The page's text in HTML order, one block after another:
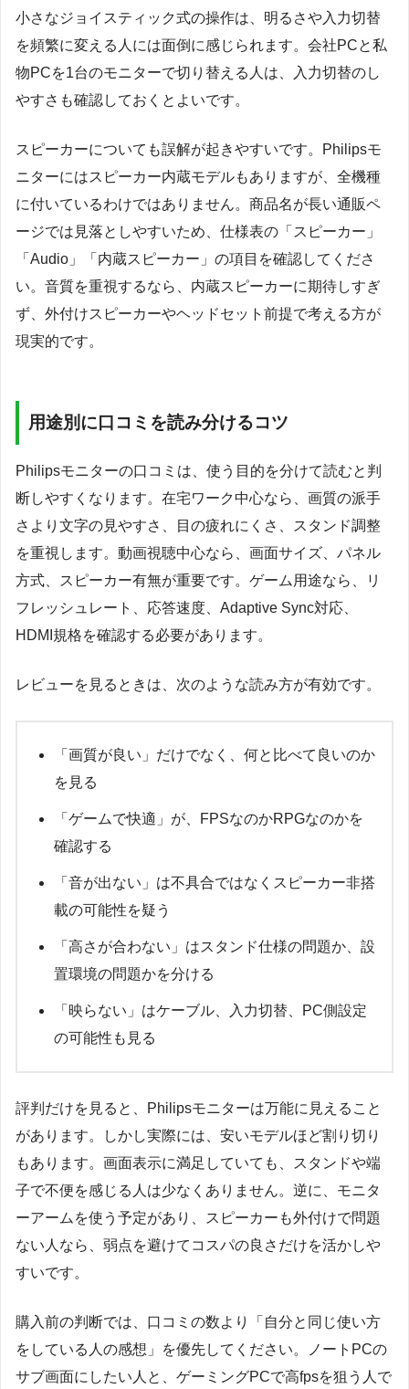
小さなジョイスティック式の操作は、明るさや入力切替
を頻繁に変える人には面倒に感じられます。会社PCと私
物PCを1台のモニターで切り替える人は、入力切替のし
やすさも確認しておくとよいです。
スピーカーについても誤解が起きやすいです。Philipsモ
ニターにはスピーカー内蔵モデルもありますが、全機種
に付いているわけではありません。商品名が長い通販ペ
ージでは見落としやすいため、仕様表の「スピーカー」
「Audio」「内蔵スピーカー」の項目を確認してくださ
い。音質を重視するなら、内蔵スピーカーに期待しすぎ
ず、外付けスピーカーやヘッドセット前提で考える方が
現実的です。
用途別に口コミを読み分けるコツ
Philipsモニターの口コミは、使う目的を分けて読むと判
断しやすくなります。在宅ワーク中心なら、画質の派手
さより文字の見やすさ、目の疲れにくさ、スタンド調整
を重視します。動画視聴中心なら、画面サイズ、パネル
方式、スピーカー有無が重要です。ゲーム用途なら、リ
フレッシュレート、応答速度、Adaptive Sync対応、
HDMI規格を確認する必要があります。
レビューを見るときは、次のような読み方が有効です。
「画質が良い」だけでなく、何と比べて良いのか
を見る
「ゲームで快適」が、FPSなのかRPGなのかを
確認する
「音が出ない」は不具合ではなくスピーカー非搭
載の可能性を疑う
「高さが合わない」はスタンド仕様の問題か、設
置環境の問題かを分ける
「映らない」はケーブル、入力切替、PC側設定
の可能性も見る
評判だけを見ると、Philipsモニターは万能に見えること
があります。しかし実際には、安いモデルほど割り切り
もあります。画面表示に満足していても、スタンドや端
子で不便を感じる人は少なくありません。逆に、モニタ
ーアームを使う予定があり、スピーカーも外付けで問題
ない人なら、弱点を避けてコスパの良さだけを活かしや
すいです。
購入前の判断では、口コミの数より「自分と同じ使い方
をしている人の感想」を優先してください。ノートPCの
サブ画面にしたい人と、ゲーミングPCで高fpsを狙う人で